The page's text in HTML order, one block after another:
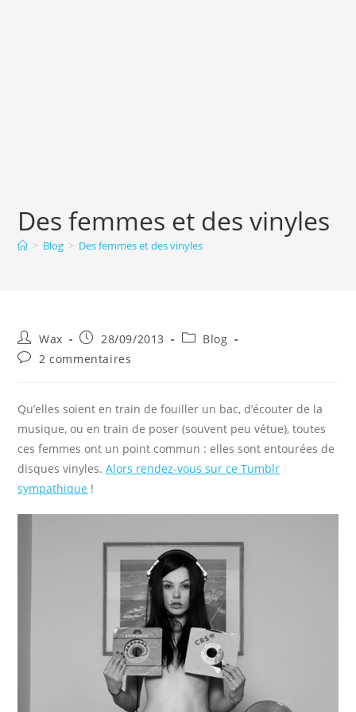
Des femmes et des vinyles
> Blog > Des femmes et des vinyles
Auteur/autrice
de
la
Wax
Publication
publiée :
28/09/2013
PostBlog
Commentaires
publication :
2 commentaires
Qu’elles soient en train de fouiller un bac, d’écouter de la
musique, ou en train de poser (souvent peu vétue), toutes
ces femmes ont un point commun : elles sont entourées de
disques vinyles.Alors rendez-vous sur ce Tumblr
sympathique !